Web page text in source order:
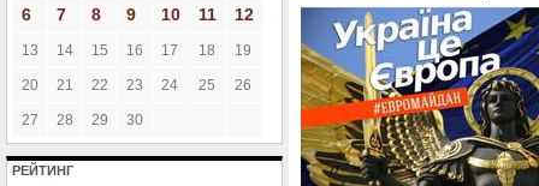
6
7 8 9 10 11 12
13 14 15 16 17 18 19
20 21 22 23 24 25 26
27 28 29 30
РЕЙТИНГ